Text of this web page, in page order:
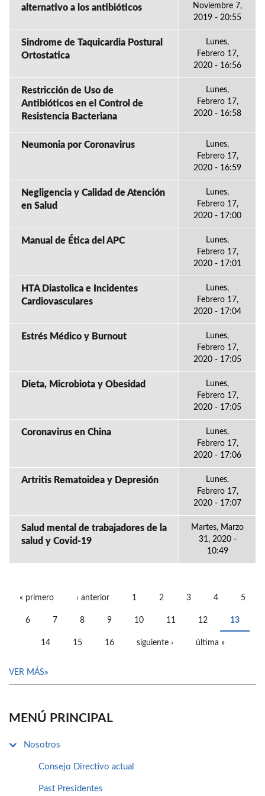
alternativo a los antibióticos
Noviembre 7,
2019 - 20:55
Sindrome de Taquicardia Postural
Ortostatica
Lunes,
Febrero 17,
2020 - 16:56
Restricción de Uso de
Antibióticos en el Control de
Resistencia Bacteriana
Lunes,
Febrero 17,
2020 - 16:58
Neumonia por Coronavirus
Lunes,
Febrero 17,
2020 - 16:59
Negligencia y Calidad de Atención
en Salud
Lunes,
Febrero 17,
2020 - 17:00
Manual de Ética del APC
Lunes,
Febrero 17,
2020 - 17:01
HTA Diastolica e Incidentes
Cardiovasculares
Lunes,
Febrero 17,
2020 - 17:04
Estrés Médico y Burnout
Lunes,
Febrero 17,
2020 - 17:05
Dieta, Microbiota y Obesidad
Lunes,
Febrero 17,
2020 - 17:05
Coronavirus en China
Lunes,
Febrero 17,
2020 - 17:06
Artritis Rematoidea y Depresión
Lunes,
Febrero 17,
2020 - 17:07
Salud mental de trabajadores de la
salud y Covid-19
Martes, Marzo
31, 2020 -
10:49
« primero ‹ anterior 1 2 3 4 5
6 7 8 9 10 11 12 13
14 15 16 siguiente › última »
VER MÁS
MENÚ PRINCIPAL
Nosotros
Consejo Directivo actual
Past Presidentes